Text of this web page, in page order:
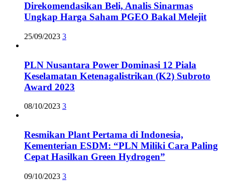
Direkomendasikan Beli, Analis Sinarmas
Ungkap Harga Saham PGEO Bakal Melejit
25/09/2023 3
PLN Nusantara Power Dominasi 12 Piala
Keselamatan Ketenagalistrikan (K2) Subroto
Award 2023
08/10/2023 3
Resmikan Plant Pertama di Indonesia,
Kementerian ESDM: “PLN Miliki Cara Paling
Cepat Hasilkan Green Hydrogen”
09/10/2023 3